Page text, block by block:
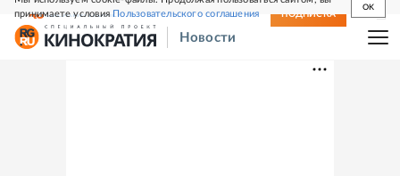
принимаете условияПользовательского соглашения
OK
СВЕЖИЙ НОМЕР ПОДПИСКА
Новости